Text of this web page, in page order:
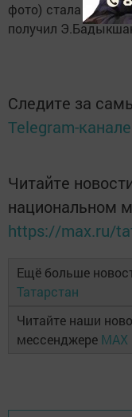
фото) стала
получил
Следите за
Telegram-канале
Читайте
национальном
https://max.ru/
Ещё больше
Татарстан
Читайте наши
мессенджере MAX